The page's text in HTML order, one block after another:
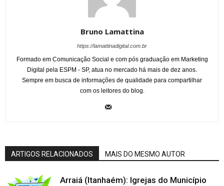
Bruno Lamattina
https://lamattinadigital.com.br
Formado em Comunicação Social e com pós graduação em Marketing
Digital pela ESPM - SP, atua no mercado há mais de dez anos.
Sempre em busca de informações de qualidade para compartilhar
com os leitores do blog.
ARTIGOS RELACIONADOS MAIS DO MESMO AUTOR
Arraiá (Itanhaém): Igrejas do Município